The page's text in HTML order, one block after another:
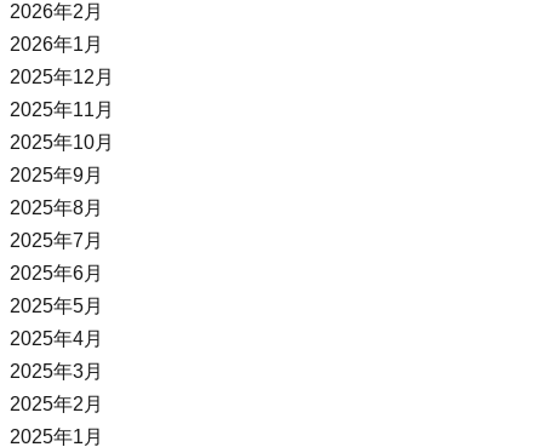
2026年2月
2026年1月
2025年12月
2025年11月
2025年10月
2025年9月
2025年8月
2025年7月
2025年6月
2025年5月
2025年4月
2025年3月
2025年2月
2025年1月